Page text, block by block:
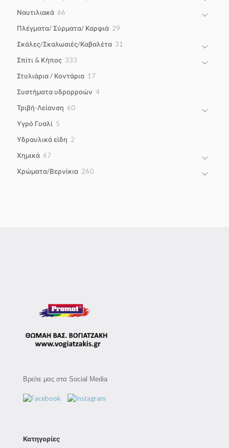
Ναυτιλιακά 66
Πλέγματα/ Σύρματα/ Καρφιά 29
Σκάλες/Σκαλωσιές/Καβαλέτα 31
Σπίτι & Κήπος 333
Στυλιάρια / Κοντάρια 1717
Συστήματα υδρορροών 44
Τριβή-Λείανση 6060
Υγρό Γυαλί 5
Υδραυλικά είδη 2
Χημικά 6767
Χρώματα/Βερνίκια 260260
Βρείτε μας στα Social Media
Κατηγορίες